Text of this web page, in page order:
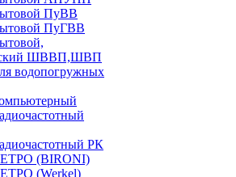
ПуВВ
ПуГВВ
ШВВП,ШВП
водопогружных
РК
(BIRONI)
(Werkel)